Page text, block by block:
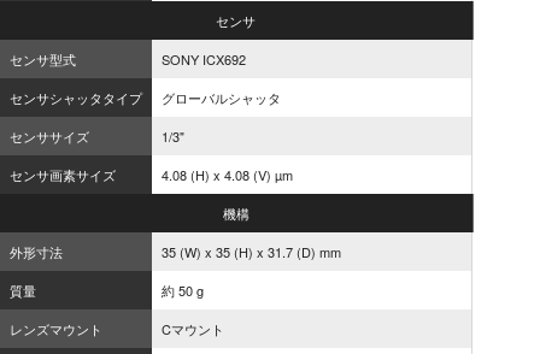
センサ
センサ型式
SONY ICX692
センサシャッタタイプ
グローバルシャッタ
センササイズ
1/3"
センサ画素サイズ
4.08 (H) x 4.08 (V) µm
機構
外形寸法
35 (W) x 35 (H) x 31.7 (D) mm
質量
約 50 g
レンズマウント
Cマウント